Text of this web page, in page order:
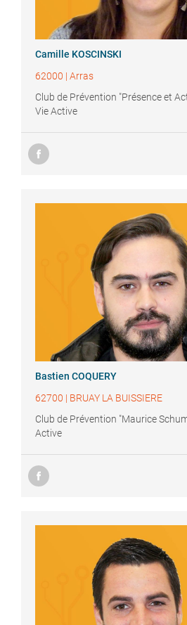
Camille KOSCINSKI
62000 | Arras
Club de Prévention "Présence et
Vie Active
Bastien COQUERY
62700 | BRUAY LA BUISSIERE
Club de Prévention "Maurice
Active